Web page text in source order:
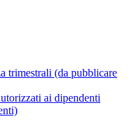
trimestrali (da pubblicare
ai dipendenti